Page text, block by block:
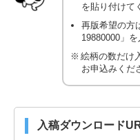
を貼り付けて
再版希望の方
19880000」を
絵柄の数だけ
お申込みくだ
入稿ダウンロード